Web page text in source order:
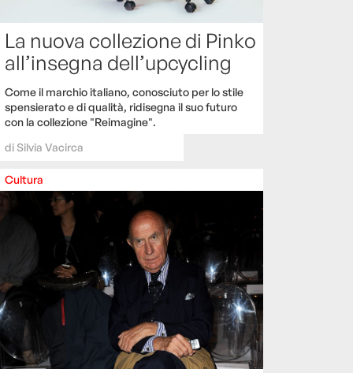
La nuova collezione di Pinko
all’insegna dell’upcycling
Come il marchio italiano, conosciuto per lo stile
spensierato e di qualità, ridisegna il suo futuro
con la collezione "Reimagine".
diSilvia Vacirca
Cultura